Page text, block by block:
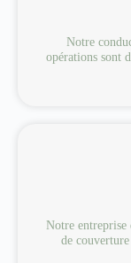
Notre
opérations sont
Notre entreprise
de